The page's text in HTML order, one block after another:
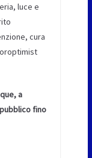
luce e
cura
a
fino